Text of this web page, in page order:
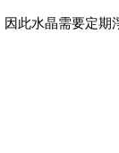
此水晶需要定